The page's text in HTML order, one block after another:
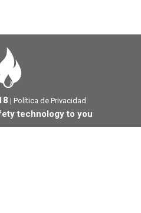
| Política de Privacidad
technology to you